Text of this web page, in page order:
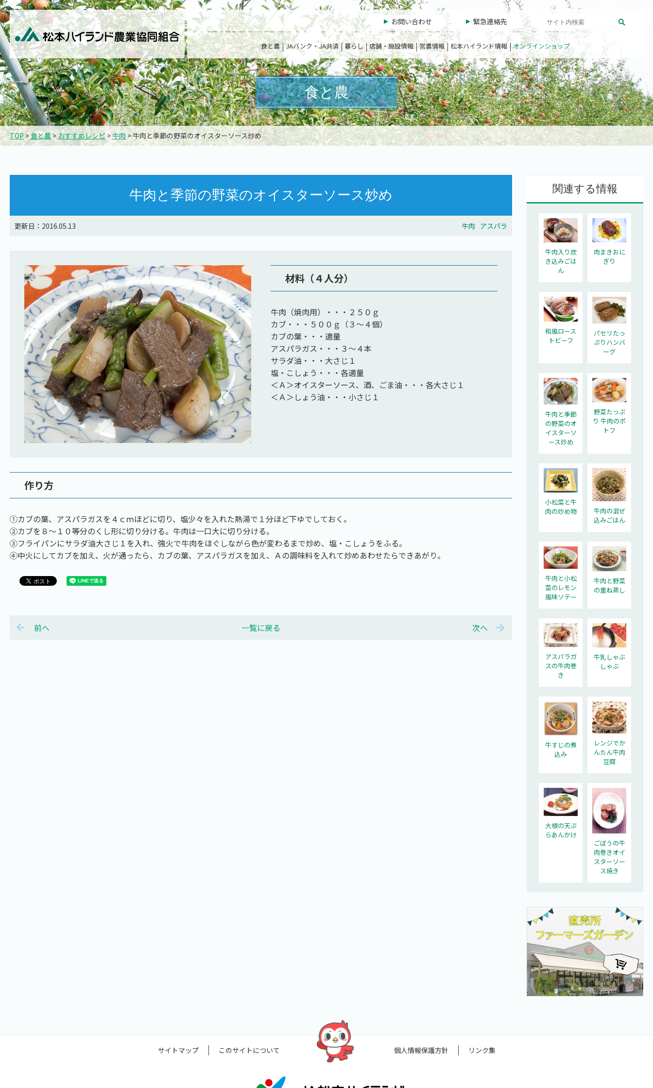
お問い合わせ 緊急連絡先
食と農 JAバンク・JA共済 暮らし 店舗・施設情報 営農情報 松本ハイランド情報 オンラインショップ
食と農
TOP>食と農>おすすめレシピ >牛肉> 牛肉と季節の野菜のオイスターソース炒め
牛肉と季節の野菜のオイスターソース炒め
更新日：2016.05.13 牛肉 アスパラ
材料（４人分）
牛肉（焼肉用）・・・２５０ｇ
カブ・・・５００ｇ（３～４個）
カブの葉・・・適量
アスパラガス・・・３～４本
サラダ油・・・大さじ１
塩・こしょう・・・各適量
＜Ａ＞オイスターソース、酒、ごま油・・・各大さじ１
＜Ａ＞しょう油・・・小さじ１
作り方
①カブの葉、アスパラガスを４ｃｍほどに切り、塩少々を入れた熱湯で１分ほど下ゆでしておく。
②カブを８～１０等分のくし形に切り分ける。牛肉は一口大に切り分ける。
③フライパンにサラダ油大さじ１を入れ、強火で牛肉をほぐしながら色が変わるまで炒め、塩・こしょうをふる。
④中火にしてカブを加え、火が通ったら、カブの葉、アスパラガスを加え、Ａの調味料を入れて炒めあわせたらできあがり。
前へ 一覧に戻る 次へ
関連する情報
牛肉入り炊
き込みごは
ん
肉まきおに
ぎり
和風ロース
トビーフ
パセリたっ
ぷりハンバ
ーグ
牛肉と季節
の野菜のオ
イスターソ
ース炒め
野菜たっぷ
り 牛肉のポ
トフ
小松菜と牛
肉の炒め物
牛肉の混ぜ
込みごはん
牛肉と小松
菜のレモン
風味ソテー
牛肉と野菜
の重ね蒸し
アスパラガ
スの牛肉巻
き
牛乳しゃぶ
しゃぶ
牛すじの煮
込み
レンジでか
んたん牛肉
豆腐
大根の天ぷ
らあんかけ
ごぼうの牛
肉巻きオイ
スターソー
ス焼き
サイトマップ このサイトについて 個人情報保護方針 リンク集